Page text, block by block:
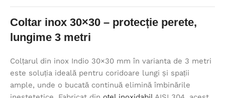
Coltar inox 30×30 – protecție perete,
lungime 3 metri
Colțarul din inox Indio 30×30 mm în varianta de 3 metri
este soluția ideală pentru coridoare lungi și spații
ample, unde o bucată continuă elimină îmbinările